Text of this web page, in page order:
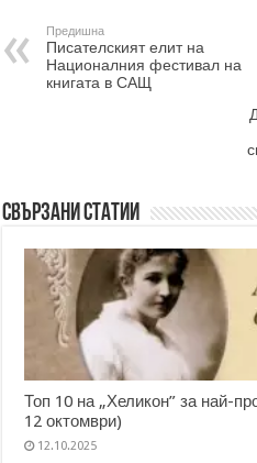
Предишна
Писателският елит на
Националния фестивал на
книгата в САЩ
Свързани статии
Топ 10 на „Хеликон” за най-
12 октомври)
12.10.2025